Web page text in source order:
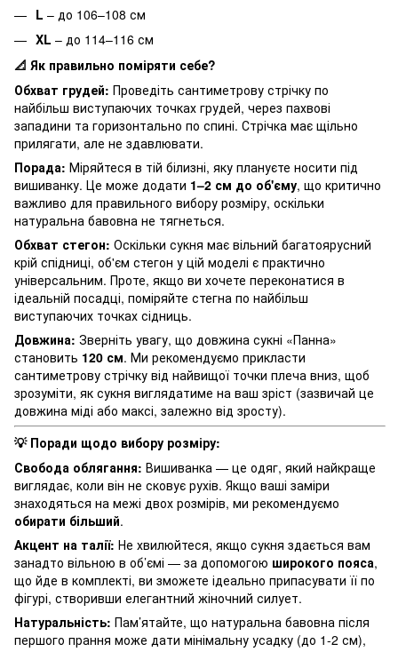
L – до 106–108 см
XL – до 114–116 см
📐 Як правильно поміряти себе?
Обхват грудей: Проведіть сантиметрову стрічку по
найбільш виступаючих точках грудей, через пахвові
западини та горизонтально по спині. Стрічка має щільно
прилягати, але не здавлювати.
Порада: Міряйтеся в тій білизні, яку плануєте носити під
вишиванку. Це може додати 1–2 см до об'єму, що критично
важливо для правильного вибору розміру, оскільки
натуральна бавовна не тягнеться.
Обхват стегон: Оскільки сукня має вільний багатоярусний
крій спідниці, об'єм стегон у цій моделі є практично
універсальним. Проте, якщо ви хочете переконатися в
ідеальній посадці, поміряйте стегна по найбільш
виступаючих точках сідниць.
Довжина: Зверніть увагу, що довжина сукні «Панна»
становить 120 см. Ми рекомендуємо прикласти
сантиметрову стрічку від найвищої точки плеча вниз, щоб
зрозуміти, як сукня виглядатиме на ваш зріст (зазвичай це
довжина міді або максі, залежно від зросту).
💡Поради щодо вибору розміру:
Свобода облягання: Вишиванка — це одяг, який найкраще
виглядає, коли він не сковує рухів. Якщо ваші заміри
знаходяться на межі двох розмірів, ми рекомендуємо
обирати більший.
Акцент на талії: Не хвилюйтеся, якщо сукня здається вам
занадто вільною в об’ємі — за допомогою широкого пояса,
що йде в комплекті, ви зможете ідеально припасувати її по
фігурі, створивши елегантний жіночний силует.
Натуральність: Пам’ятайте, що натуральна бавовна після
першого прання може дати мінімальну усадку (до 1-2 см),